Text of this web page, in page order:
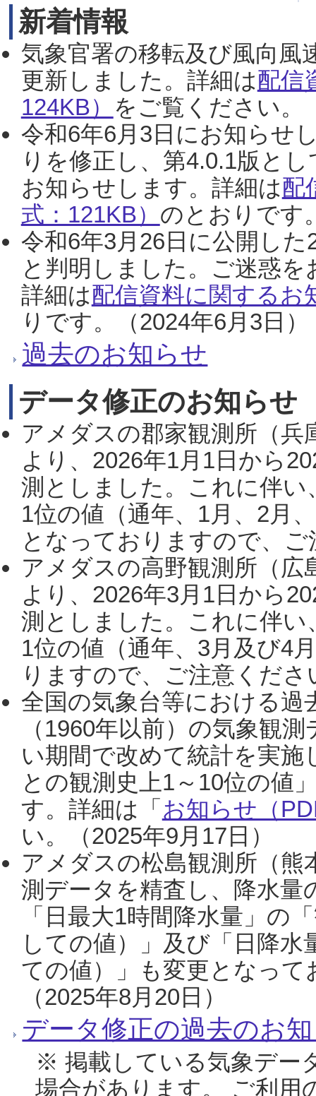
新着情報
気象官署の移転及び風向風
更新しました。詳細は配信
124KB） をご覧ください。
令和6年6月3日にお知らせ
りを修正し、第4.0.1版と
お知らせします。詳細は配
式：121KB） のとおりです
令和6年3月26日に公開し
と判明しました。ご迷惑
詳細は配信資料に関するお
りです。（2024年6月3日）
過去のお知らせ
データ修正のお知らせ
アメダスの郡家観測所（
より、2026年1月1日から
測としました。これに伴い
1位の値（通年、1月、2月
となっておりますので、
アメダスの高野観測所（
より、2026年3月1日から
測としました。これに伴い
1位の値（通年、3月及び4
りますので、ご注意くだ
全国の気象台等における過
（1960年以前）の気象観
い期間で改めて統計を実
との観測史上1～10位の値
す。詳細は「 お知らせ（
い。（2025年9月17日）
アメダスの松島観測所（熊
測データを精査し、降水
「日最大1時間降水量」の
しての値）」及び「日降
ての値）」も変更となっ
（2025年8月20日）
データ修正の過去のお
※ 掲載している気象デー
場合があります。 ご利用